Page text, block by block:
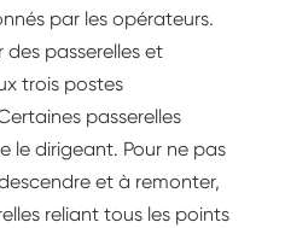
par les opérateurs.
des passerelles et
trois postes
passerelles
le dirigeant. Pour ne pas
et à remonter,
reliant tous les points